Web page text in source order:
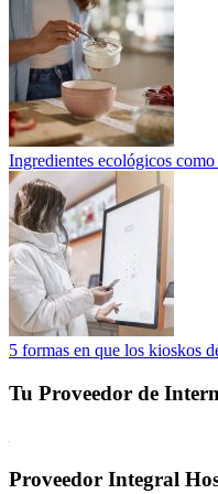
Ingredientes ecológicos
5 formas en que los kioskos
Tu Proveedor de
Proveedor Integral